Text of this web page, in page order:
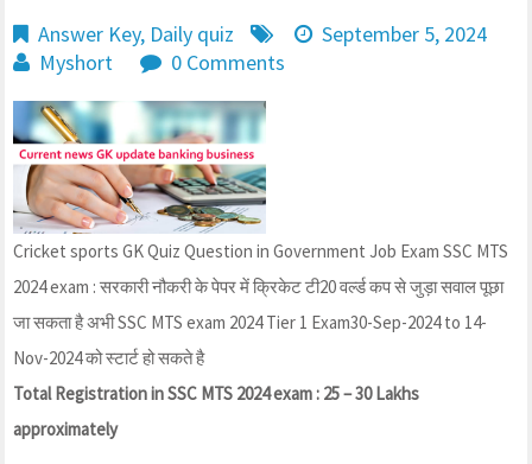
Answer Key, Daily quiz
September 5, 2024
Myshort
0 Comments
Cricket sports GK Quiz Question in Government Job Exam SSC MTS
2024 exam : सरकारी नौकरी के पेपर में क्रिकेट टी20 वर्ल्ड कप से जुड़ा सवाल पूछा
जा सकता है अभी SSC MTS exam 2024 Tier 1 Exam30-Sep-2024 to 14-
Nov-2024 को स्टार्ट हो सकते है
Total Registration in SSC MTS 2024 exam : 25 – 30 Lakhs
approximately